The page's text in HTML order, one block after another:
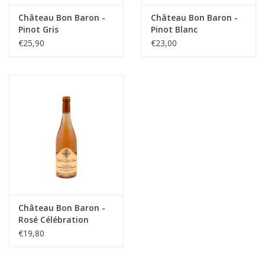
Château Bon Baron -
Pinot Gris
€25,90
Château Bon Baron -
Pinot Blanc
€23,00
Château Bon Baron -
Rosé Célébration
€19,80